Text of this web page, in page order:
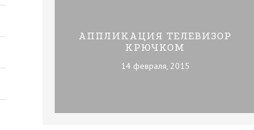
АППЛИКАЦИЯ ТЕЛЕВИЗОР
КРЮЧКОМ
14 февраля, 2015